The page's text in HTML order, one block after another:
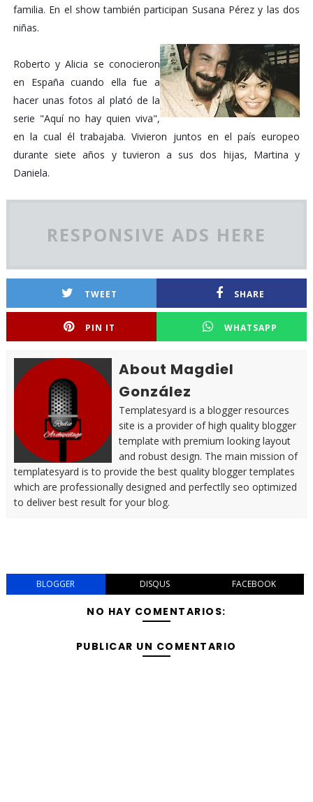
familia. En el show también participan Susana Pérez y las dos
niñas.
Roberto y Alicia se conocieron
en España cuando ella fue a
hacer unas fotos al plató de la
serie "Aquí no hay quien viva",
en la cual él trabajaba. Vivieron juntos en el país europeo
durante siete años y tuvieron a sus dos hijas, Martina y
Daniela.
RESPONSIVE ADS HERE
TWEET SHARE
PIN IT WHATSAPP
About Magdiel
González
Templatesyard is a blogger resources
site is a provider of high quality blogger
template with premium looking layout
and robust design. The main mission of
templatesyard is to provide the best quality blogger templates
which are professionally designed and perfectlly seo optimized
to deliver best result for your blog.
BLOGGER DISQUS FACEBOOK
NO HAY COMENTARIOS:
PUBLICAR UN COMENTARIO